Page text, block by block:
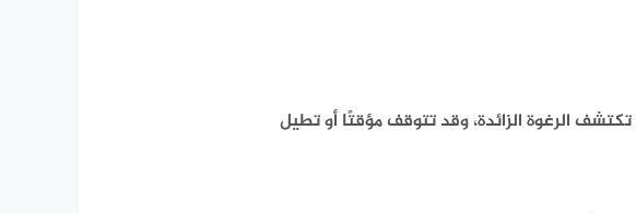
الرغوة الزائدة، وقد تتوقف مؤقتًا أو تطيل